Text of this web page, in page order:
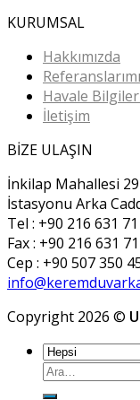
KURUMSAL
Hakkımızda
Havale
İletişim
BİZE ULAŞIN
İnkilap Mahallesi
İstasyonu Arka
Tel : +90 216 631
Fax : +90 216 631
Cep : +90 507 350
Copyright 2026 ©
Ara: